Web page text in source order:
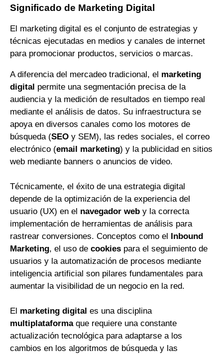
Significado de Marketing Digital
El marketing digital es el conjunto de estrategias y
técnicas ejecutadas en medios y canales de internet
para promocionar productos, servicios o marcas.
A diferencia del mercadeo tradicional, el marketing
digital permite una segmentación precisa de la
audiencia y la medición de resultados en tiempo real
mediante el análisis de datos. Su infraestructura se
apoya en diversos canales como los motores de
búsqueda (SEO y SEM), las redes sociales, el correo
electrónico (email marketing) y la publicidad en sitios
web mediante banners o anuncios de video.
Técnicamente, el éxito de una estrategia digital
depende de la optimización de la experiencia del
usuario (UX) en el navegador web y la correcta
implementación de herramientas de análisis para
rastrear conversiones. Conceptos como el Inbound
Marketing, el uso decookies para el seguimiento de
usuarios y la automatización de procesos mediante
inteligencia artificial son pilares fundamentales para
aumentar la visibilidad de un negocio en la red.
El marketing digital es una disciplina
multiplataformaque requiere una constante
actualización tecnológica para adaptarse a los
cambios en los algoritmos de búsqueda y las